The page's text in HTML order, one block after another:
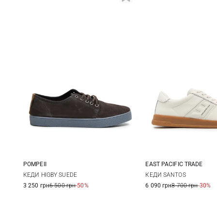
40 41
POMPEII
КЕДИ HIGBY SUEDE
3 250 грн6 500 грн-50%
40 41
EAST PACIFIC TRADE
КЕДИ SANTOS
6 090 грн8 700 грн-30%